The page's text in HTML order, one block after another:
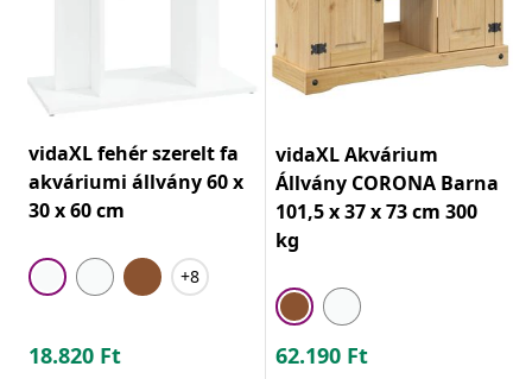
vidaXL fehér szerelt fa
akváriumi állvány 60 x
30 x 60 cm
+8
18.820 Ft
vidaXL Akvárium
Állvány CORONA Barna
101,5 x 37 x 73 cm 300
kg
62.190 Ft